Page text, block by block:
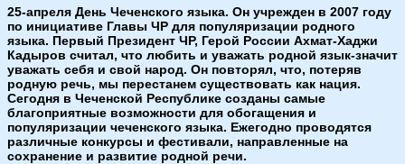
25-апреля День Чеченского языка. Он учрежден в 2007 году
по инициативе Главы ЧР для популяризации родного
языка. Первый Президент ЧР, Герой России Ахмат-Хаджи
Кадыров считал, что любить и уважать родной язык-значит
уважать себя и свой народ. Он повторял, что, потеряв
родную речь, мы перестанем существовать как нация.
Сегодня в Чеченской Республике созданы самые
благоприятные возможности для обогащения и
популяризации чеченского языка. Ежегодно проводятся
различные конкурсы и фестивали, направленные на
сохранение и развитие родной речи.